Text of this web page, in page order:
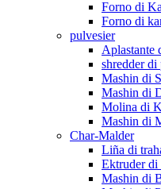
Forno di
Forno di
pulvesier
Aplastante
shredder di
Mashin di
Mashin di
Molina di
Mashin di
Char-Malder
Liña di
Ektruder di
Mashin di